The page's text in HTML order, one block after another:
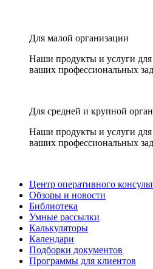
Для малой организации
Наши продукты и услуги
ваших профессиональных
Для средней и крупной
Наши продукты и услуги
ваших профессиональных
Центр оперативного
Обзоры и новости
Библиотека
Умные рассылки
Калькуляторы
Календари
Подборки документов
Программы для клиентов